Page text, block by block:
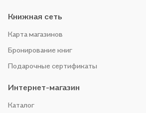
Книжная сеть
Карта магазинов
Бронирование книг
Подарочные сертификаты
Интернет-магазин
Каталог